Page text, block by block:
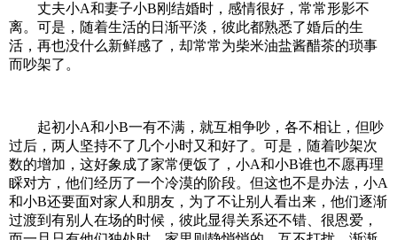
丈夫小A和妻子小B刚结婚时，感情很好，常常形影不
离。可是，随着生活的日渐平淡，彼此都熟悉了婚后的生
活，再也没什么新鲜感了，却常常为柴米油盐酱醋茶的琐事
而吵架了。
起初小A和小B一有不满，就互相争吵，各不相让，但吵
过后，两人坚持不了几个小时又和好了。可是，随着吵架次
数的增加，这好象成了家常便饭了，小A和小B谁也不愿再理
睬对方，他们经历了一个冷漠的阶段。但这也不是办法，小A
和小B还要面对家人和朋友，为了不让别人看出来，他们逐渐
过渡到有别人在场的时候，彼此显得关系还不错、很恩爱，